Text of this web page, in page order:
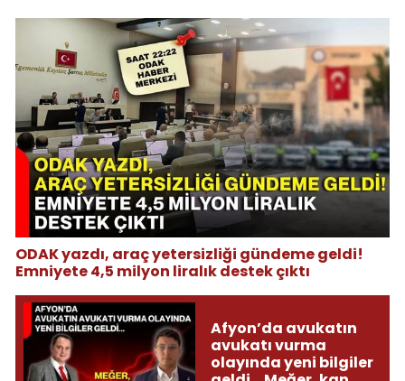
ODAK yazdı, araç yetersizliği gündeme geldi!
Emniyete 4,5 milyon liralık destek çıktı
Afyon’da avukatın
avukatı vurma
olayında yeni bilgiler